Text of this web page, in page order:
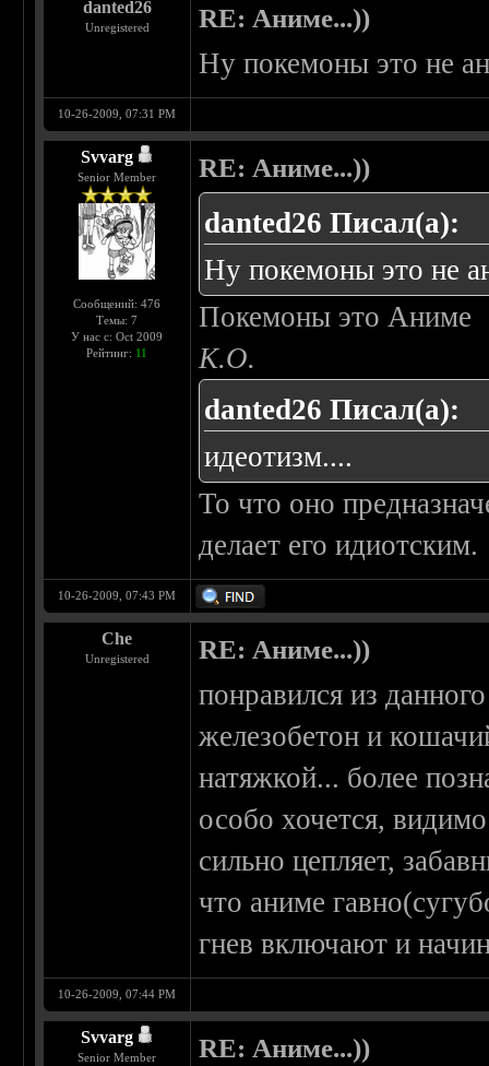
danted26
Unregistered RE: Аниме...))
Ну покемоны это не
10-26-2009, 07:31 PM
Svvarg
Senior Member
Сообщений: 476
Темы: 7
У нас с: Oct 2009
Рейтинг: 11
RE: Аниме...))
danted26 Писал(а):
Ну покемоны это не
Покемоны это Аниме
К.О.
danted26 Писал(а):
идеотизм....
То что оно
делает его идиотским.
10-26-2009, 07:43 PM
Che
Unregistered RE: Аниме...))
понравился из
железобетон и
натяжкой... более
особо хочется,
сильно цепляет,
что аниме
гнев включают и
10-26-2009, 07:44 PM
Svvarg
Senior Member RE: Аниме...))